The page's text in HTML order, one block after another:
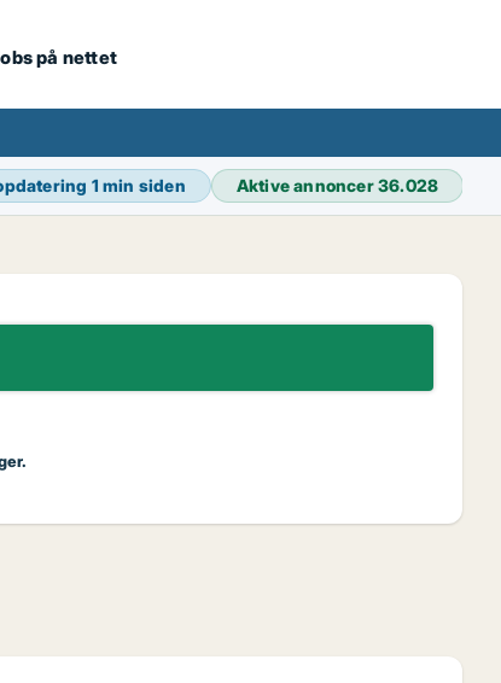
på nettet
1 min siden Aktive annoncer36.028